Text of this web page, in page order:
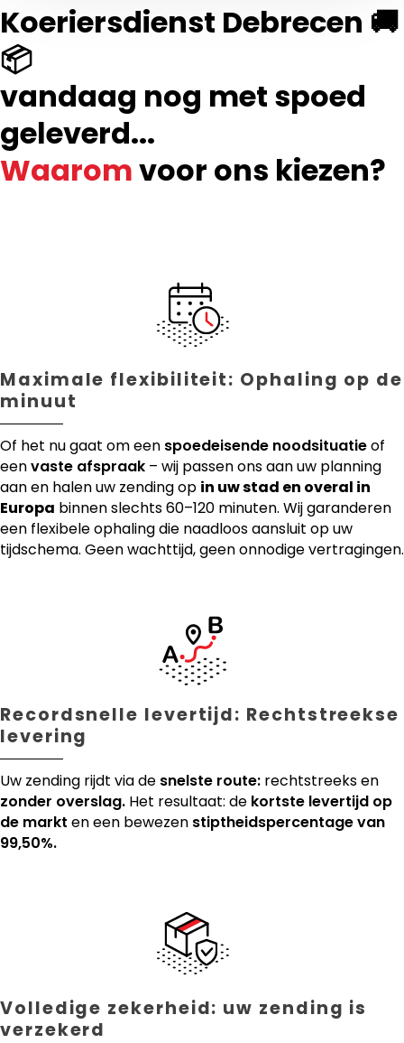
Koeriersdienst Debrecen 🚚
📦
vandaag nog met spoed
geleverd...
Waaromvoor ons kiezen?
Maximale flexibiliteit: Ophaling op de
minuut
Of het nu gaat om een spoedeisende noodsituatieof
eenvaste afspraak – wij passen ons aan uw planning
aan en halen uw zending op in uw stad en overal in
Europa binnen slechts 60–120 minuten. Wij garanderen
een flexibele ophaling die naadloos aansluit op uw
tijdschema. Geen wachttijd, geen onnodige vertragingen.
Recordsnelle levertijd: Rechtstreekse
levering
Uw zending rijdt via de snelste route: rechtstreeks en
zonder overslag. Het resultaat: de kortste levertijd op
de markt en een bewezen stiptheidspercentage van
99,50%.
Volledige zekerheid: uw zending is
verzekerd